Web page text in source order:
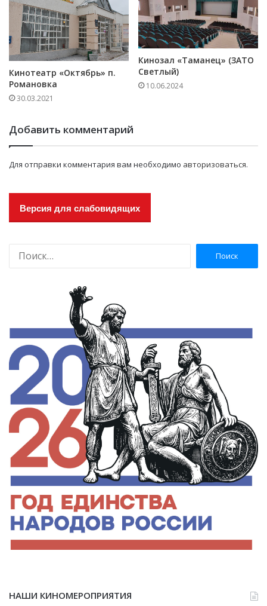
Кинотеатр «Октябрь» п.
Романовка
30.03.2021
Кинозал «Таманец» (ЗАТО
Светлый)
10.06.2024
Добавить комментарий
Для отправки комментария вам необходимо авторизоваться.
Версия для слабовидящих
НАШИ КИНОМЕРОПРИЯТИЯ